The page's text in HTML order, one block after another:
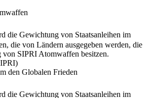
die Gewichtung von Staatsanleihen im
die von Ländern ausgegeben werden, die
von SIPRI Atomwaffen besitzen.
den Globalen Frieden
die Gewichtung von Staatsanleihen im